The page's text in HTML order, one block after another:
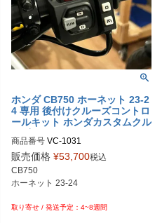
ホンダ CB750 ホーネット 23-2
4 専用 後付けクルーズコントロ
ールキット ホンダカスタムクル
e
商品番号 VC-1031
M型番：1031
販売価格 ¥53,700税込
CB750
ホーネット 23-24
4~8週間